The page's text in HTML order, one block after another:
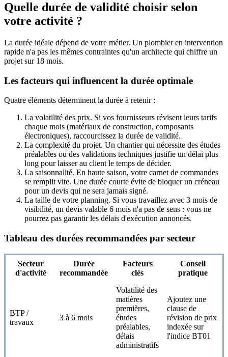
Quelle durée de validité choisir selon
votre activité ?
La durée idéale dépend de votre métier. Un plombier en intervention
rapide n'a pas les mêmes contraintes qu'un architecte qui chiffre un
projet sur 18 mois.
Les facteurs qui influencent la durée optimale
Quatre éléments déterminent la durée à retenir :
La volatilité des prix. Si vos fournisseurs révisent leurs tarifs
chaque mois (matériaux de construction, composants
électroniques), raccourcissez la durée de validité.
La complexité du projet. Un chantier qui nécessite des études
préalables ou des validations techniques justifie un délai plus
long pour laisser au client le temps de décider.
La saisonnalité. En haute saison, votre carnet de commandes
se remplit vite. Une durée courte évite de bloquer un créneau
pour un devis qui ne sera jamais signé.
La taille de votre planning. Si vous travaillez avec 3 mois de
visibilité, un devis valable 6 mois n'a pas de sens : vous ne
pourrez pas garantir les délais d'exécution annoncés.
Tableau des durées recommandées par secteur
Secteur
d'activité
Durée
recommandée
Facteurs
clés
Conseil
pratique
BTP /
travaux
3 à 6 mois
Volatilité des
matières
premières,
études
préalables,
délais
administratifs
Ajoutez une
clause de
révision de prix
indexée sur
l'indice BT01